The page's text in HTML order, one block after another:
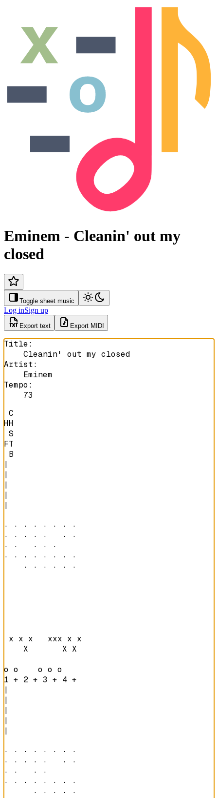
Eminem - Cleanin' out my
closed
Toggle sheet music
Log inSign up
Export text Export MIDI
Title:
Cleanin' out my closed
Artist:
Eminem
Tempo :
73
C
HH
S
FT
B
|
|
|
|
|
· · · · · · · ·
· · · · ·   · ·
· ·   · · ·
· · · · · · · ·
    · · · · · ·
x x x   xxx x x
    X       X X
o o    o o o
1 + 2 + 3 + 4 +
|
|
|
|
|
· · · · · · · ·
· · · · ·   · ·
· ·   · ·
· · · · · · · ·
      · · · · ·